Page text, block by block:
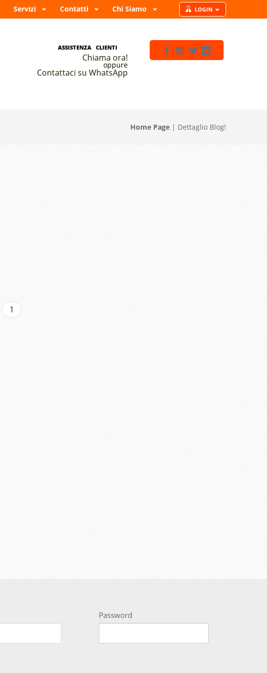
Servizi Contatti Chi Siamo LOGIN
ASSISTENZA CLIENTI
Chiama ora!
oppure
Contattaci su WhatsApp
Home Page | Dettaglio Blog!
1
Password